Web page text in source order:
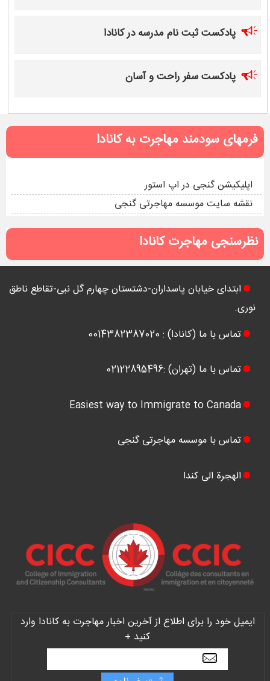
پادکست ثبت نام مدرسه در کانادا
پادکست سفر راحت و آسان
فرمهای سودمند مهاجرت به کانادا
اپلیکیشن گنجی در اپ استور
نقشه سایت موسسه مهاجرتی گنجی
نظرسنجی مهاجرت کانادا
ابتدای خیابان پاسداران-دشتستان چهارم گل نبی-تقاطع ناطق
نوری.
تماس با ما (کانادا) : 0014382387020
تماس با ما (تهران) :02122895496
Easiest way to Immigrate to Canada
تماس با موسسه مهاجرتی گنجی
الهجرة الی کندا
ایمیل خود را برای اطلاع از آخرین اخبار مهاجرت به کانادا وارد
کنید +